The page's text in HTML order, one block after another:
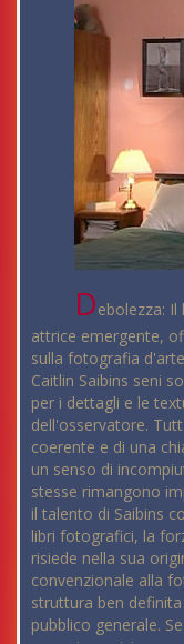
Debolezza:
attrice emergente,
sulla fotografia
Caitlin Saibins seni
per i dettagli e le
dell'osservatore.
coerente e di una
un senso di
stesse rimangono
il talento di Saibins
libri fotografici, la
risiede nella sua
convenzionale alla
struttura ben
pubblico generale.